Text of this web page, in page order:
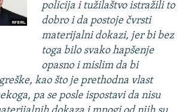
policija i tužilaštvo istražili to
dobro i da postoje čvrsti
materijalni dokazi, jer bi bez
toga bilo svako hapšenje
opasno i mislim da bi
kao što je prethodna vlast
pa se posle ispostavi da nisu